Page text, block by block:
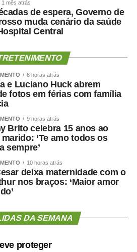
1 mês atrás
de espera, Governo de
muda cenário da saúde
Central
8 horas atrás
e Luciano Huck abrem
fotos em férias com família
9 horas atrás
Brito celebra 15 anos ao
marido: ‘Te amo todos os
sempre’
10 horas atrás
deixa maternidade com o
nos braços: ‘Maior amor
DA SEMANA
proteger